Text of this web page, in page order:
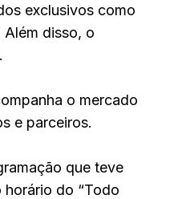
exclusivos como
Além disso, o
o mercado
e parceiros.
que teve
horário do “Todo